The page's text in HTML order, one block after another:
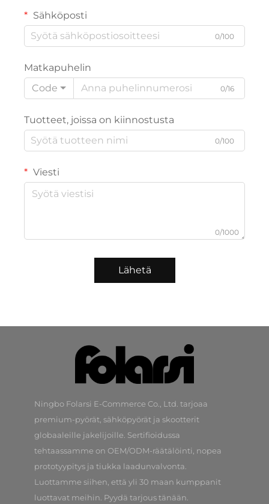
Sähköposti
0/100
Matkapuhelin
Code
0/16
Tuotteet, joissa on kiinnostusta
0/100
Viesti
0/1000
Lähetä
Ningbo Folarsi E-Commerce Co., Ltd. tarjoaa
premium-pyörät, sähköpyörät ja skootterit
globaaleille jakelijoille. Sertifioidussa
tehtaassamme on OEM/ODM-räätälöinti, nopea
prototyypitys ja tiukka laadunvalvonta.
Luottamme siihen, että yli 30 maan kumppanit
luottavat meihin. Pyydä tarjous tänään.